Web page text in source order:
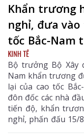
Khẩn trương
nghỉ, đưa
tốc Bắc-Nam
KINH TẾ
Bộ trưởng Bộ Xây
Nam khẩn trương
lại của cao tốc
đôn đốc các nhà
tiến độ, khẩn
nghỉ, phấn đấu 15/
triển khai thu phí